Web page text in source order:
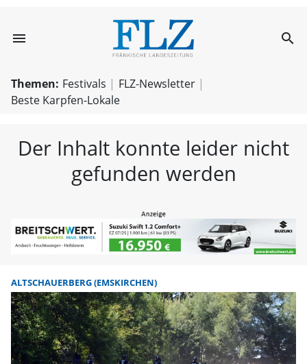
menu FLZ – search
Themen: Festivals
FLZ-Newsletter
Beste Karpfen-Lokale
Der Inhalt konnte leider nicht
gefunden werden
ALTSCHAUERBERG (EMSKIRCHEN)